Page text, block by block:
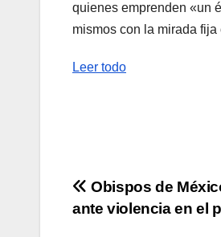
quienes emprenden «un
mismos con la mirada
Leer todo
Navegación
Obispos de
ante violencia en el